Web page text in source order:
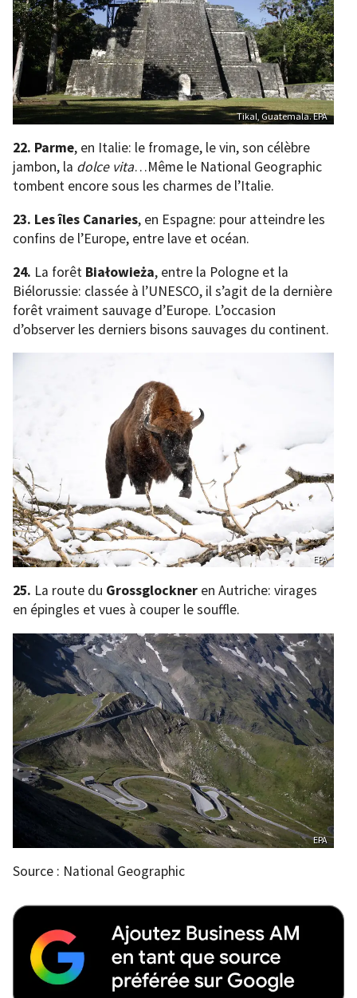
Tikal, Guatemala. EPA
22. Parme, en Italie: le fromage, le vin, son célèbre
jambon, la dolce vita…Même le National Geographic
tombent encore sous les charmes de l’Italie.
23. Les îles Canaries, en Espagne: pour atteindre les
confins de l’Europe, entre lave et océan.
24. La forêt Białowieża, entre la Pologne et la
Biélorussie: classée à l’UNESCO, il s’agit de la dernière
forêt vraiment sauvage d’Europe. L’occasion
d’observer les derniers bisons sauvages du continent.
EPA
25. La route du Grossglockner en Autriche: virages
en épingles et vues à couper le souffle.
EPA
Source : National Geographic